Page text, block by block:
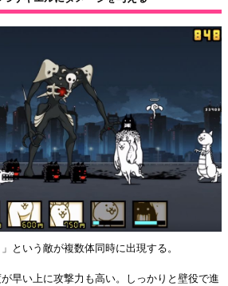
という敵が複数体同時に出現する。
早い上に攻撃力も高い。しっかりと壁役で進